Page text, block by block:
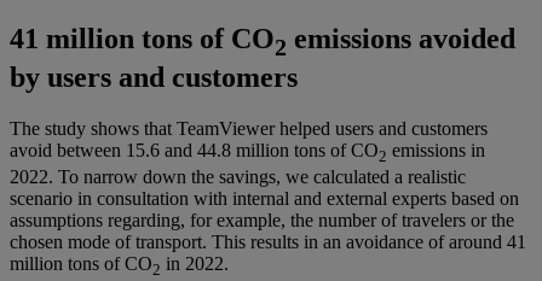
41 million tons of CO2 emissions avoided
by users and customers
The study shows that TeamViewer helped users and customers
avoid between 15.6 and 44.8 million tons of CO2 emissions in
2022.​ To narrow down the savings, we calculated a realistic
scenario in consultation with internal and external experts based on
assumptions regarding, for example, the number of travelers or the
chosen mode of transport. This results in an avoidance of around 41
million tons of CO2 in 2022.